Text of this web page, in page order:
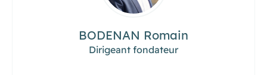
BODENAN Romain
Dirigeant fondateur